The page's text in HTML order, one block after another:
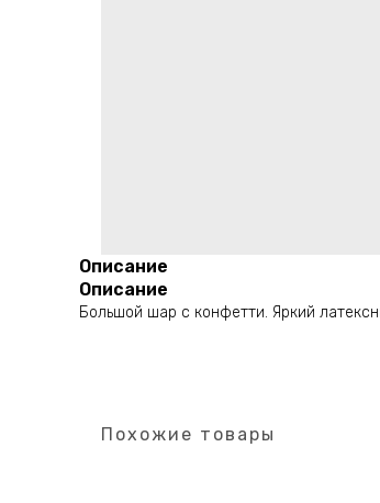
Описание
Описание
Большой шар с конфетти. Яркий
Похожие товары